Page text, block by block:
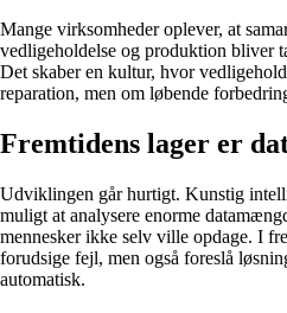
Mange virksomheder oplever, at
vedligeholdelse og produktion bliver
Det skaber en kultur, hvor
reparation, men om løbende
Fremtidens lager er
Udviklingen går hurtigt. Kunstig
muligt at analysere enorme
mennesker ikke selv ville opdage. I
forudsige fejl, men også foreslå
automatisk.